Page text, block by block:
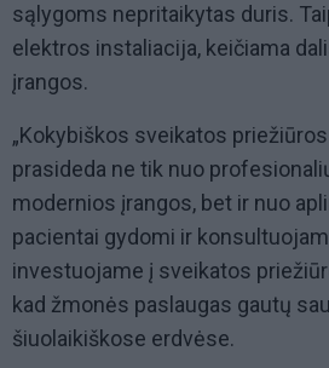
sąlygoms nepritaikytas duris.
elektros instaliacija, keičiama
įrangos.
„Kokybiškos sveikatos
prasideda ne tik nuo
modernios įrangos, bet ir nuo
pacientai gydomi ir
investuojame į sveikatos
kad žmonės paslaugas gautų
šiuolaikiškose erdvėse.